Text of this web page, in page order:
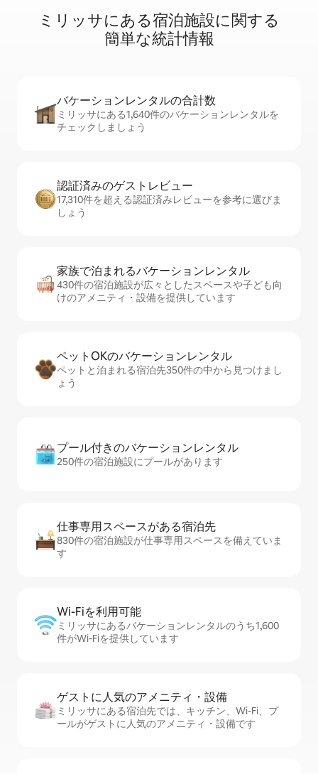
ミリッサに⁠あ⁠る宿⁠泊⁠施⁠設⁠に関⁠す⁠る
簡⁠単⁠な統⁠計⁠情⁠報
バケーションレ⁠ン⁠タ⁠ル⁠の合⁠計⁠数
ミリッサにある1,640件のバケーションレンタルを
チェックしましょう
認証済みのゲ⁠ス⁠ト⁠レ⁠ビ⁠ュ⁠ー
17,310件を超える認証済みレビューを参考に選びま
しょう
家族で泊まれるバ⁠ケ⁠ー⁠シ⁠ョ⁠ンレ⁠ン⁠タ⁠ル
430件の宿泊施設が広々としたスペースや子ども向
けのアメニティ・設備を提供しています
ペットOKのバ⁠ケ⁠ー⁠シ⁠ョ⁠ンレ⁠ン⁠タ⁠ル
ペットと泊まれる宿泊先350件の中から見つけまし
ょう
プール付きのバ⁠ケ⁠ー⁠シ⁠ョ⁠ンレ⁠ン⁠タ⁠ル
250件の宿泊施設にプールがあります
仕事専用ス⁠ペ⁠ー⁠スがあ⁠る宿⁠泊⁠先
830件の宿泊施設が仕事専用スペースを備えていま
す
Wi-Fiを利⁠用⁠可⁠能
ミリッサにあるバケーションレンタルのうち1,600
件がWi-Fiを提供しています
ゲストに人⁠気⁠のア⁠メ⁠ニ⁠テ⁠ィ・設⁠備
ミリッサにある宿泊先では、キッチン、Wi-Fi、プ
ールがゲストに人気のアメニティ・設備です